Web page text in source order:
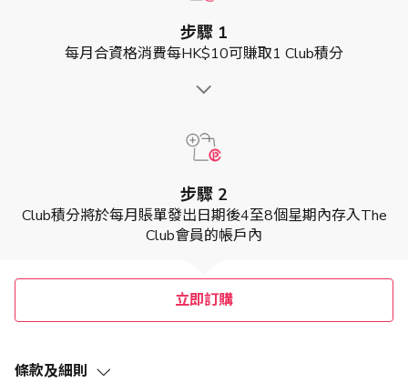
步驟 1
每月合資格消費每HK$10可賺取1 Club積分
步驟 2
Club積分將於每月賬單發出日期後4至8個星期內存入The
Club會員的帳戶內
立即訂購
條款及細則